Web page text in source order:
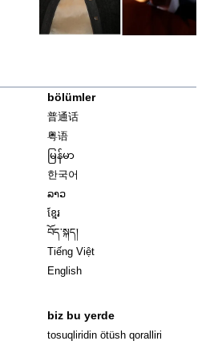
bölümler
普通话
粤语
မြန်မာ
한국어
ລາວ
ខ្មែរ
བོད་སྐད།
Tiếng Việt
English
biz bu yerde
tosuqliridin ötüsh qoralliri